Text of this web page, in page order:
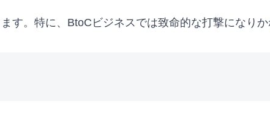
す。特に、BtoCビジネスでは致命的な打撃になりか